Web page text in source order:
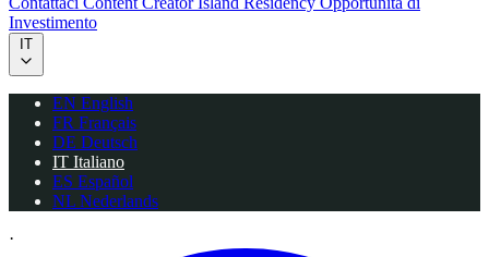
Investimento
IT
EN English
FR Français
DE Deutsch
IT Italiano
ES Español
NL Nederlands
·